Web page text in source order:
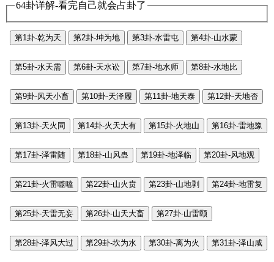
64卦详解-看完自己就会占卦了
第1卦-乾为天 第2卦-坤为地 第3卦-水雷屯 第4卦-山水蒙
第5卦-水天需 第6卦-天水讼 第7卦-地水师 第8卦-水地比
第9卦-风天小畜 第10卦-天泽履 第11卦-地天泰 第12卦-天地否
第13卦-天火同 第14卦-火天大有 第15卦-火地山 第16卦-雷地豫
第17卦-泽雷随 第18卦-山风蛊 第19卦-地泽临 第20卦-风地观
第21卦-火雷噬嗑 第22卦-山火贲 第23卦-山地剥 第24卦-地雷复
第25卦-天雷无妄 第26卦-山天大畜 第27卦-山雷颐
第28卦-泽风大过 第29卦-坎为水 第30卦-离为火 第31卦-泽山咸